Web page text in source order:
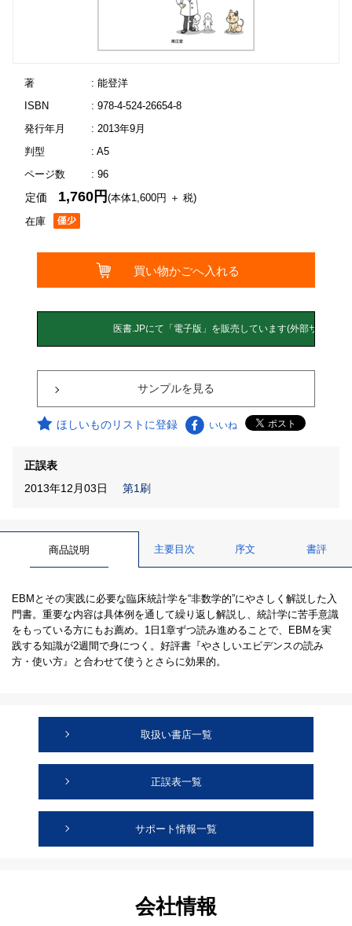
著
: 能登洋
ISBN
: 978-4-524-26654-8
発行年月
: 2013年9月
判型
: A5
ページ数
: 96
在庫
定価 1,760円(本体1,600円 ＋ 税)
サンプルを見る
ほしいものリストに登録 いいね
正誤表
2013年12月03日
第1刷
商品説明 主要目次 序文 書評
EBMとその実践に必要な臨床統計学を“非数学的”にやさしく解説した入
門書。重要な内容は具体例を通して繰り返し解説し、統計学に苦手意識
をもっている方にもお薦め。1日1章ずつ読み進めることで、EBMを実
践する知識が2週間で身につく。好評書『やさしいエビデンスの読み
方・使い方』と合わせて使うとさらに効果的。
取扱い書店一覧
正誤表一覧
サポート情報一覧
会社情報